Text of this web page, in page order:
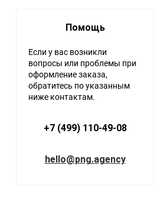
Помощь
Если у вас возникли
вопросы или проблемы при
оформление заказа,
обратитесь по указанным
ниже контактам.
+7 (499) 110-49-08
hello@png.agency